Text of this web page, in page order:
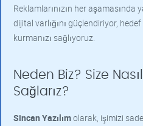
Reklamlarınızın her aşamasında
dijital varlığını güçlendiriyor,
kurmanızı sağlıyoruz.
Neden Biz? Size
Sağlarız?
Sincan Yazılımolarak, işimizi